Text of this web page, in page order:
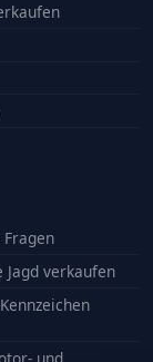
verkaufen